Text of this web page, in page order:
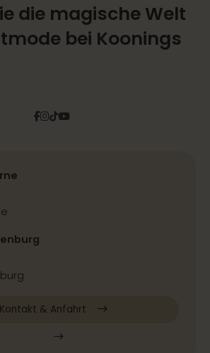
die magische Welt
bei Koonings
Facebook
Instagram
TiktokPinterest
YouTube
Kontakt & Anfahrt